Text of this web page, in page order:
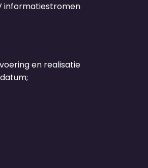
informatiestromen
en realisatie